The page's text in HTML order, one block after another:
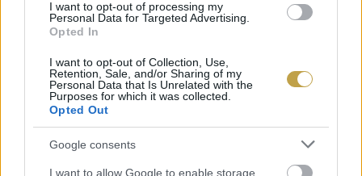
I want to opt-out of processing my
Personal Data for Targeted Advertising.
Opted In
I want to opt-out of Collection, Use,
Retention, Sale, and/or Sharing of my
Personal Data that Is Unrelated with the
Purposes for which it was collected.
Opted Out
Google consents
I want to allow Google to enable storage
Címlapfotó: Laura Ockel/ Unsplash